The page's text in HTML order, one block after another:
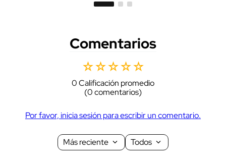
Comentarios
☆☆☆☆☆
0 Calificación promedio
(0 comentarios)
Por favor, inicia sesión para escribir un comentario.
Más reciente Todos